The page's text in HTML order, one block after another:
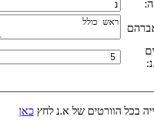
בכל הוורטים של א.נ לחץ כאן